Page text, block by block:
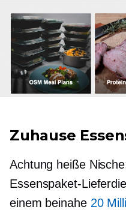
Zuhause
Achtung heiße
Essenspaket-
einem beinahe 20